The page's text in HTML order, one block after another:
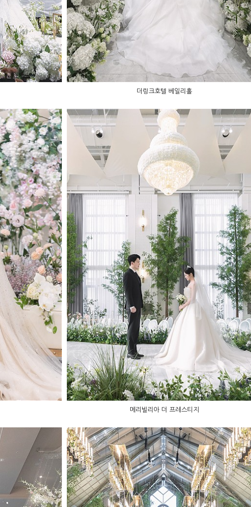
더링크호텔 베일리홀
메리빌리아 더 프레스티지